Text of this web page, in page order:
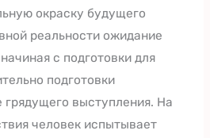
окраску будущего
реальности ожидание
с подготовки для
подготовки
грядущего выступления. На
человек испытывает